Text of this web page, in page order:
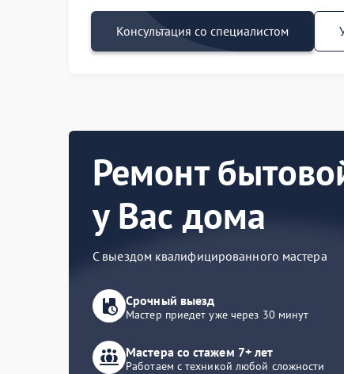
Консультация со специалистом
Ремонт
у Вас дома
С выездом квалифицированного мастера
Срочный выезд
Мастер приедет уже через 30 минут
Мастера со стажем 7+ лет
Работаем с техникой любой сложности